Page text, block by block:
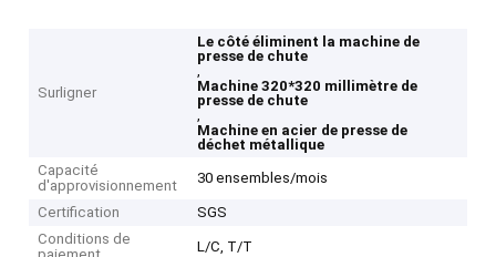
Surligner
Le côté éliminent la machine de
presse de chute
,
Machine 320*320 millimètre de
presse de chute
,
Machine en acier de presse de
déchet métallique
Capacité
d'approvisionnement
30 ensembles/mois
Certification
SGS
Conditions de
L/C, T/T